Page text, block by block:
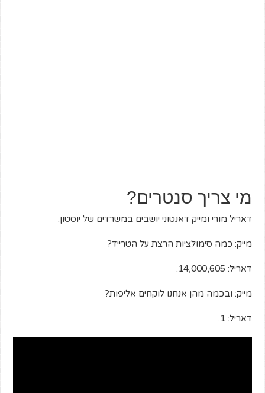
מי צריך סנטרים?
דאריל מורי ומייק דאנטוני יושבים במשרדים של יוסטון.
מייק: כמה סימולציות הרצת על הטרייד?
דאריל: 14,000,605.
מייק: ובכמה מהן אנחנו לוקחים אליפות?
דאריל: 1.